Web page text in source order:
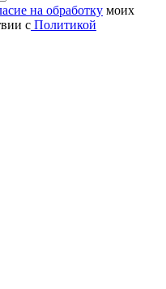
на обработку моих
с Политикой